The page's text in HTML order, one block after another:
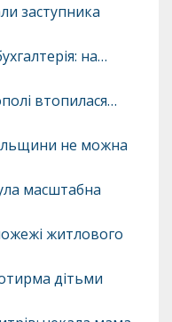
заступника
на…
втопилася…
не можна
масштабна
житлового
дітьми